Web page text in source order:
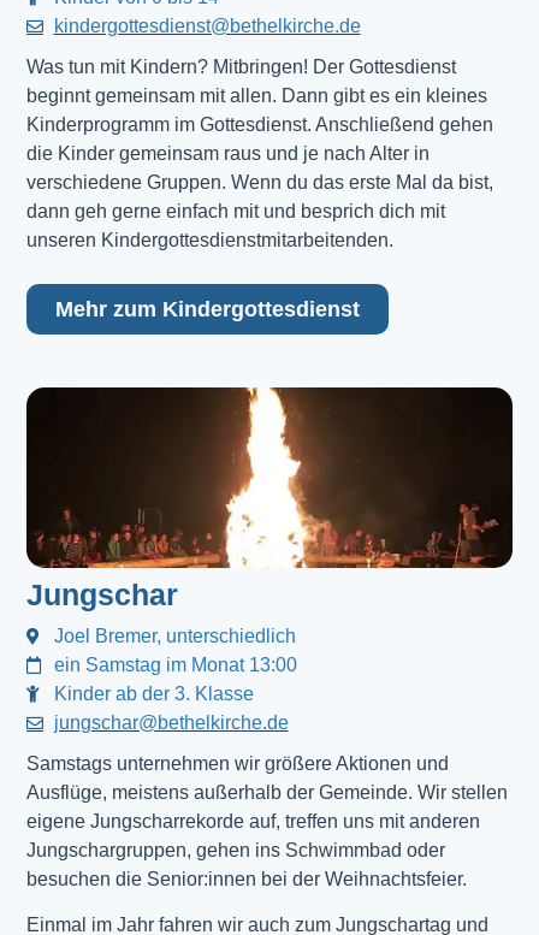
kindergottesdienst@bethelkirche.de
Was tun mit Kindern? Mitbringen! Der Gottesdienst
beginnt gemeinsam mit allen. Dann gibt es ein kleines
Kinderprogramm im Gottesdienst. Anschließend gehen
die Kinder gemeinsam raus und je nach Alter in
verschiedene Gruppen. Wenn du das erste Mal da bist,
dann geh gerne einfach mit und besprich dich mit
unseren Kindergottesdienstmitarbeitenden.
Mehr zum Kindergottesdienst
Jungschar
Joel Bremer, unterschiedlich
ein Samstag im Monat 13:00
Kinder ab der 3. Klasse
jungschar@bethelkirche.de
Samstags unternehmen wir größere Aktionen und
Ausflüge, meistens außerhalb der Gemeinde. Wir stellen
eigene Jungscharrekorde auf, treffen uns mit anderen
Jungschargruppen, gehen ins Schwimmbad oder
besuchen die Senior:innen bei der Weihnachtsfeier.
Einmal im Jahr fahren wir auch zum Jungschartag und